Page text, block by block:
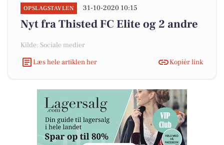
OPSLAGSTAVLEN 31-10-2020 10:15
Nyt fra Thisted FC Elite og 2 andre
Kilde: Sociale medier
Læs hele artiklen her
Kopiér link